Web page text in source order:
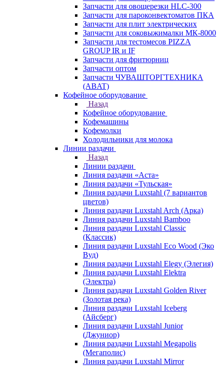
Запчасти для овощерезки HLC-300
Запчасти для пароконвектоматов ПКА
Запчасти для плит электрических
Запчасти для соковыжималки МК-8000
Запчасти для тестомесов PIZZA
GROUP IR и IF
Запчасти для фритюрниц
Запчасти оптом
Запчасти ЧУВАШТОРГТЕХНИКА
(ABAT)
Кофейное оборудование
Назад
Кофейное оборудование
Кофемашины
Кофемолки
Холодильники для молока
Линии раздачи
Назад
Линии раздачи
Линия раздачи «Аста»
Линия раздачи «Тульская»
Линия раздачи Luxstahl (7 вариантов
цветов)
Линия раздачи Luxstahl Arch (Арка)
Линия раздачи Luxstahl Bamboo
Линия раздачи Luxstahl Classic
(Классик)
Линия раздачи Luxstahl Eco Wood (Эко
Вуд)
Линия раздачи Luxstahl Elegy (Элегия)
Линия раздачи Luxstahl Elektra
(Электра)
Линия раздачи Luxstahl Golden River
(Золотая река)
Линия раздачи Luxstahl Iceberg
(Айсберг)
Линия раздачи Luxstahl Junior
(Джуниор)
Линия раздачи Luxstahl Megapolis
(Мегаполис)
Линия раздачи Luxstahl Mirror